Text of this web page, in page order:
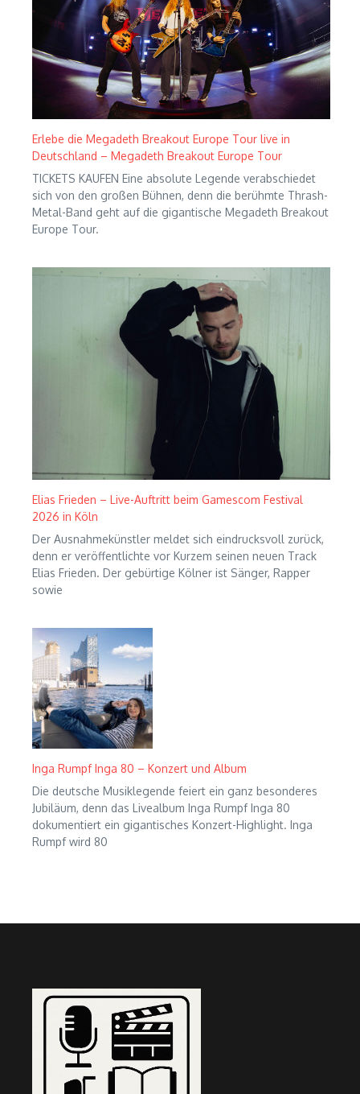
Erlebe die Megadeth Breakout Europe Tour live in
Deutschland – Megadeth Breakout Europe Tour
TICKETS KAUFEN Eine absolute Legende verabschiedet
sich von den großen Bühnen, denn die berühmte Thrash-
Metal-Band geht auf die gigantische Megadeth Breakout
Europe Tour.
Elias Frieden – Live-Auftritt beim Gamescom Festival
2026 in Köln
Der Ausnahmekünstler meldet sich eindrucksvoll zurück,
denn er veröffentlichte vor Kurzem seinen neuen Track
Elias Frieden. Der gebürtige Kölner ist Sänger, Rapper
sowie
Inga Rumpf Inga 80 – Konzert und Album
Die deutsche Musiklegende feiert ein ganz besonderes
Jubiläum, denn das Livealbum Inga Rumpf Inga 80
dokumentiert ein gigantisches Konzert-Highlight. Inga
Rumpf wird 80